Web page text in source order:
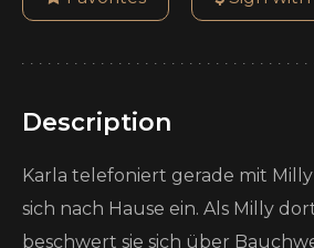
Description
Karla telefoniert gerade mit
sich nach Hause ein. Als Milly
beschwert sie sich über